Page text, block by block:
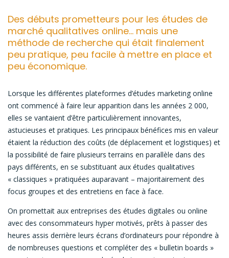
Des débuts prometteurs pour les études de
marché qualitatives online… mais une
méthode de recherche qui était finalement
peu pratique, peu facile à mettre en place et
peu économique.
Lorsque les différentes plateformes d’études marketing online
ont commencé à faire leur apparition dans les années 2 000,
elles se vantaient d’être particulièrement innovantes,
astucieuses et pratiques. Les principaux bénéfices mis en valeur
étaient la réduction des coûts (de déplacement et logistiques) et
la possibilité de faire plusieurs terrains en parallèle dans des
pays différents, en se substituant aux études qualitatives
« classiques » pratiquées auparavant – majoritairement des
focus groupes et des entretiens en face à face.
On promettait aux entreprises des études digitales ou online
avec des consommateurs hyper motivés, prêts à passer des
heures assis derrière leurs écrans d’ordinateurs pour répondre à
de nombreuses questions et compléter des « bulletin boards »